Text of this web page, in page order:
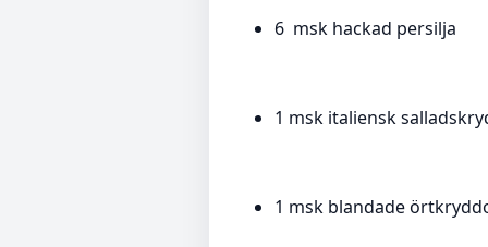
6 msk hackad persilja
1 msk italiensk
1 msk blandade